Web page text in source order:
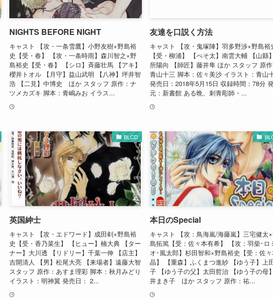
NIGHTS BEFORE NIGHT
キャスト 【攻・一条雪鷹】小野友樹×野島裕
史【受・春】 【攻・一条時雨】森川智之×野
島裕史【受・春】 【シロ】斉藤壮馬 【アキ】
櫻井トオル 【月守】益山武明 【八神】坪井智
浩 【二見】中博史 ほか スタッフ 原作：ナ
ツメカズキ 脚本：青嶋みお イラス...
友達を口説く方法
キャスト 【攻・鬼塚陣】羽多野渉×野島裕
【受・柳浦】 【ぺそ太】南雲大輔 【山縣
所陽向 【師匠】藤井隼 ほか スタッフ 原作
青山十三 脚本：佐々美沙 イラスト：青山
発売日：2018年5月15日 収録時間：78分
元：新書館 ある晩、刺青彫師・...
BLCD
英国紳士
キャスト 【攻・エドワード】成田剣×野島裕
史【受・香乃菜生】 【ヒュー】楠大典 【ター
ナー】大川透 【リドリー】千葉一伸 【店主】
吉開清人 【男】松尾大亮 【来場者】遠藤大智
スタッフ 原作：あすま理彩 脚本：秋月みどり
イラスト：明神翼 発売日： 2...
本日のSpecial
キャスト 【攻：鳥海嵐/海藤嵐】三宅健太
島拓篤【受：佐々本有希】 【攻：羽柴･ロ
オ･風太郎】杉田智和×野島裕史【受：佐
晶】 【重森】ふくまつ進紗 【ゆう子】上
子 【ゆう子の父】太田哲治 【ゆう子の母
井まき子 ほか スタッフ 原作：祐...